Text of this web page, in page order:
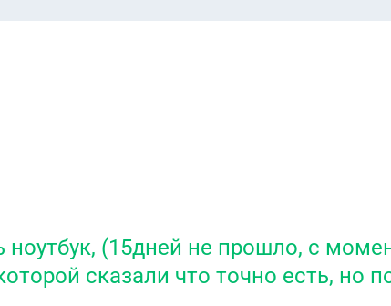
(15дней не прошло, с
сказали что точно есть, но